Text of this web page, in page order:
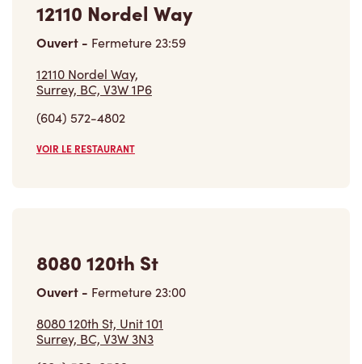
12110 Nordel Way
Ouvert - Fermeture23:59
12110 Nordel Way,
Surrey, BC, V3W 1P6
(604) 572-4802
VOIR LE RESTAURANT
8080 120th St
Ouvert - Fermeture23:00
8080 120th St, Unit 101
Surrey, BC, V3W 3N3